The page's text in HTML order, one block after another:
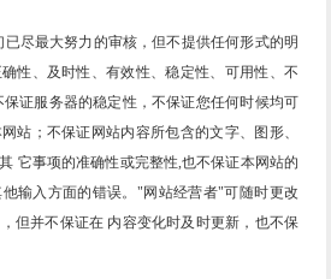
最大努力的审核，但不提供任何形式的明
性、及时性、有效性、稳定性、可用性、不
证服务器的稳定性，不保证您任何时候均可
站；不保证网站内容所包含的文字、图形、
它事项的准确性或完整性,也不保证本网站的
输入方面的错误。"网站经营者"可随时更改
但并不保证在 内容变化时及时更新，也不保